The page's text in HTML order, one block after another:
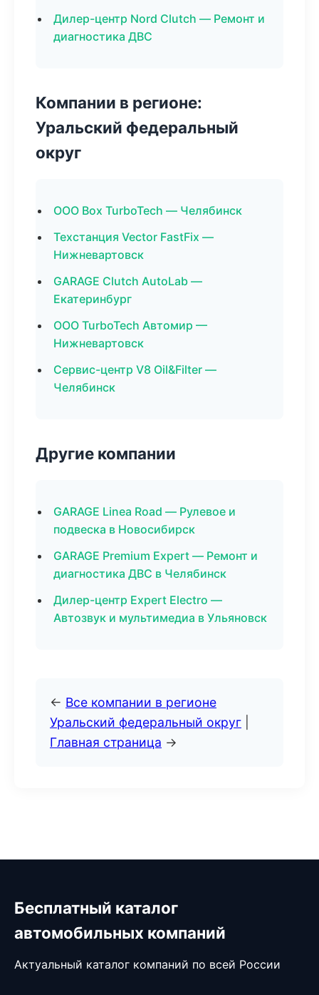
Дилер-центр Nord Clutch — Ремонт и
диагностика ДВС
Компании в регионе:
Уральский федеральный
округ
ООО Box TurboTech — Челябинск
Техстанция Vector FastFix —
Нижневартовск
GARAGE Clutch AutoLab —
Екатеринбург
ООО TurboTech Автомир —
Нижневартовск
Сервис-центр V8 Oil&Filter —
Челябинск
Другие компании
GARAGE Linea Road — Рулевое и
подвеска в Новосибирск
GARAGE Premium Expert — Ремонт и
диагностика ДВС в Челябинск
Дилер-центр Expert Electro —
Автозвук и мультимедиа в Ульяновск
← Все компании в регионе
Уральский федеральный округ
Главная страница →
Бесплатный каталог
автомобильных компаний
Актуальный каталог компаний по всей России